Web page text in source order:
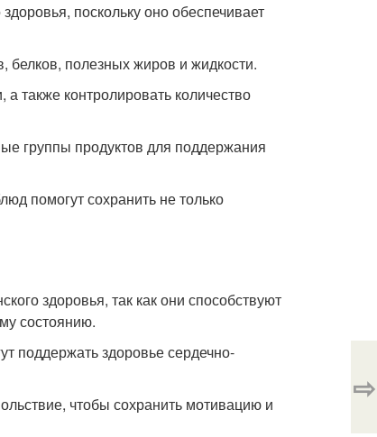
поскольку оно обеспечивает
белков, полезных жиров и жидкости.
также контролировать количество
группы продуктов для поддержания
помогут сохранить не только
здоровья, так как они способствуют
состоянию.
поддержать здоровье сердечно-
чтобы сохранить мотивацию и
⇨